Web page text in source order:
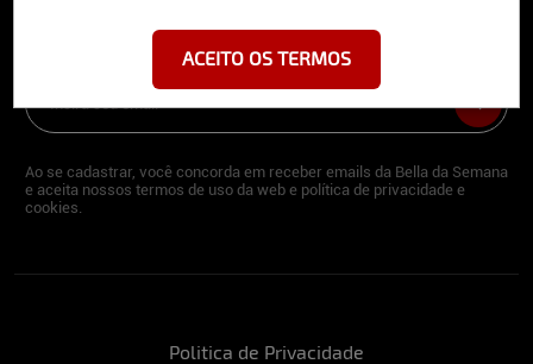
ACEITO OS TERMOS
Politica de Privacidade
deliciosa newsletter da internet
Ao se cadastrar, você concorda em receber emails da Bella da Semana
e aceita nossos termos de uso da web e política de privacidade e
cookies.